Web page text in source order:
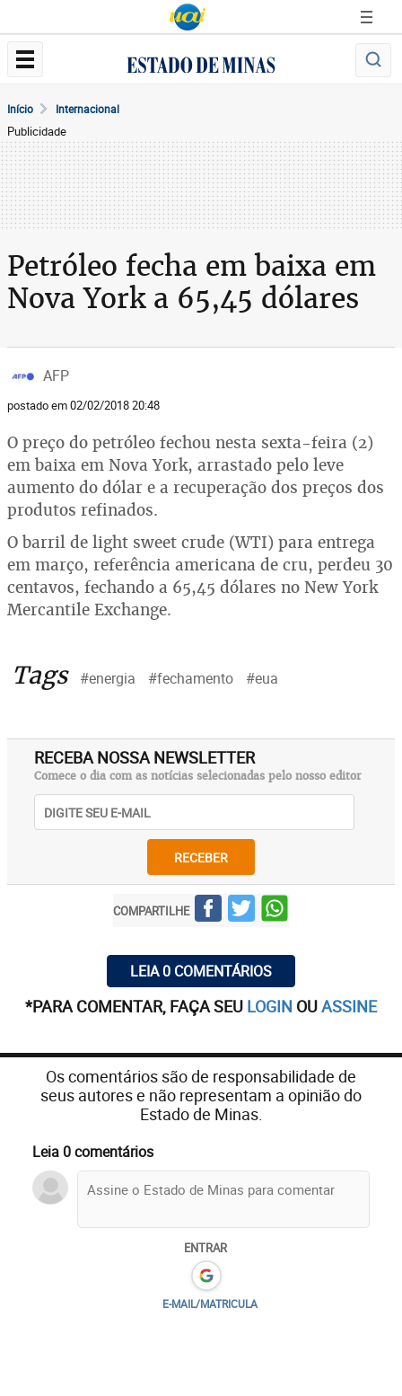
Início Internacional
Publicidade
Petróleo fecha em baixa em
Nova York a 65,45 dólares
AFP
postado em 02/02/2018 20:48
O preço do petróleo fechou nesta sexta-feira (2)
em baixa em Nova York, arrastado pelo leve
aumento do dólar e a recuperação dos preços dos
produtos refinados.
O barril de light sweet crude (WTI) para entrega
em março, referência americana de cru, perdeu 30
centavos, fechando a 65,45 dólares no New York
Mercantile Exchange.
Tags #energia #fechamento #eua
RECEBA NOSSA NEWSLETTER
Comece o dia com as notícias selecionadas pelo nosso editor
RECEBER
COMPARTILHE
LEIA 0 COMENTÁRIOS
*PARA COMENTAR, FAÇA SEU LOGIN OUASSINE
Os comentários são de responsabilidade de
seus autores e não representam a opinião do
Estado de Minas.
Leia 0 comentários
ENTRAR
E-MAIL/MATRICULA